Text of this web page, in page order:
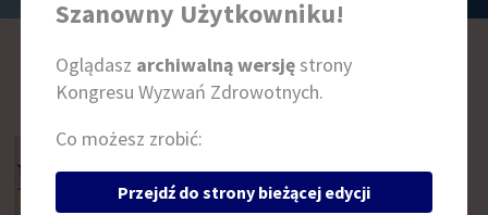
B C D E F G H I J K L Ł M
U W Z
Szanowny Użytkowniku!
Oglądasz archiwalną wersjęstrony
Kongresu Wyzwań Zdrowotnych.
Co możesz zrobić:
Przejdź do strony bieżącej edycji